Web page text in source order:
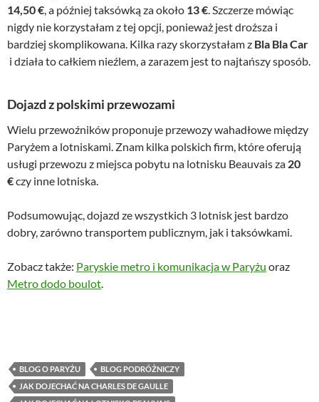
14,50 € , a później taksówką za około 13 € . Szczerze mówiąc
nigdy nie korzystałam z tej opcji, ponieważ jest droższa i
bardziej skomplikowana. Kilka razy skorzystałam z Bla Bla Car
i działa to całkiem nieźlem, a zarazem jest to najtańszy sposób.
Dojazd z polskimi przewozami
Wielu przewoźników proponuje przewozy wahadłowe między
Paryżem a lotniskami. Znam kilka polskich firm, które oferują
usługi przewozu z miejsca pobytu na lotnisku Beauvais za 20
€czy inne lotniska.
Podsumowując, dojazd ze wszystkich 3 lotnisk jest bardzo
dobry, zarówno transportem publicznym, jak i taksówkami.
Zobacz także: Paryskie metro i komunikacja w Paryżu oraz
Metro dodo boulot
BLOG O PARYŻU
BLOG PODRÓŻNICZY
JAK DOJECHAĆ NA CHARLES DE GAULLE